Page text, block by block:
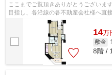
ここまでご覧頂きありがとうございま
目指し、各沿線の各不動産会社様へ直
様へ提供しております！最新の情報は...
14万
敷金
8階 /